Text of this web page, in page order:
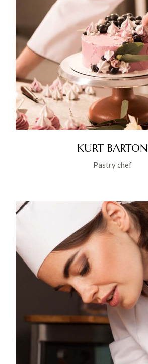
KURT BARTON
Pastry chef